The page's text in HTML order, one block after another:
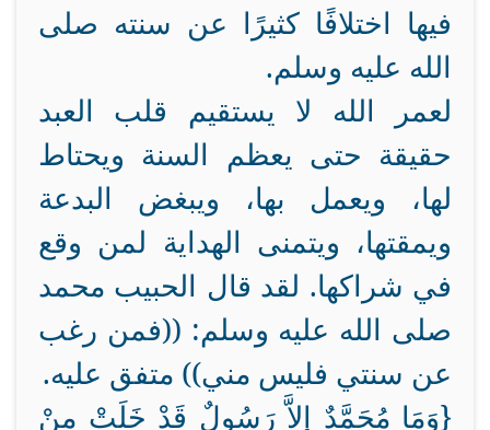
فيها اختلافًا كثيرًا عن سنته صلى
الله عليه وسلم.
لعمر الله لا يستقيم قلب العبد
حقيقة حتى يعظم السنة ويحتاط
لها، ويعمل بها، ويبغض البدعة
ويمقتها، ويتمنى الهداية لمن وقع
في شراكها. لقد قال الحبيب محمد
صلى الله عليه وسلم: ((فمن رغب
عن سنتي فليس مني)) متفق عليه.
{وَمَا مُحَمَّدٌ إِلاَّ رَسُولٌ قَدْ خَلَتْ مِنْ